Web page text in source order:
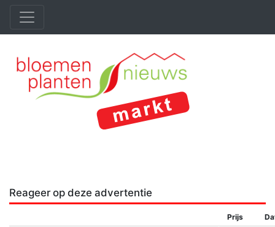
Reageer op deze advertentie
Prijs